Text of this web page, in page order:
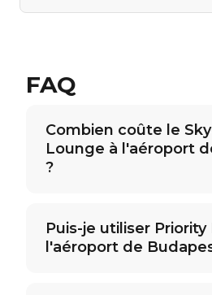
FAQ
Combien coûte le
Lounge à l'aéroport
?
Puis-je utiliser Priority
l'aéroport de